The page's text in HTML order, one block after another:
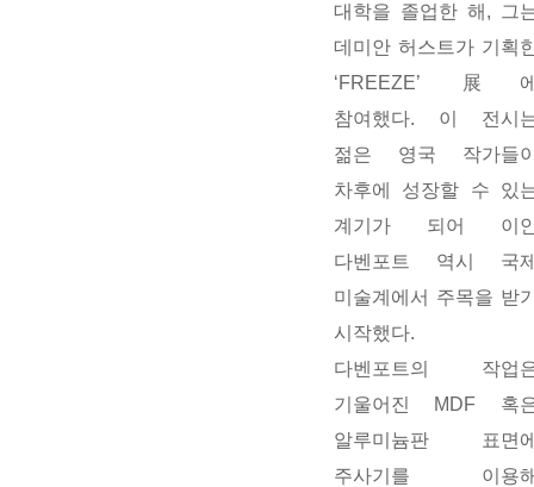
대학을 졸업한 해, 그
데미안 허스트가 기획
‘FREEZE’ 展
참여했다. 이 전시
젊은 영국 작가들
차후에 성장할 수 있
계기가 되어 이
다벤포트 역시 국
미술계에서 주목을 받
시작했다.
다벤포트의 작업
기울어진 MDF 혹
알루미늄판 표면
주사기를 이용